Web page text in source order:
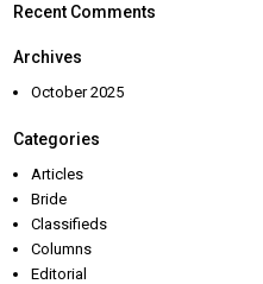
Recent Comments
Archives
October 2025
Categories
Articles
Bride
Classifieds
Columns
Editorial